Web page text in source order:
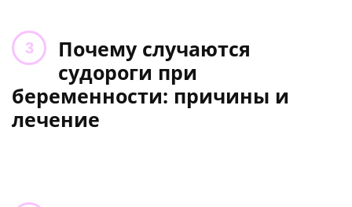
Почему случаются
судороги при
беременности: причины и
лечение